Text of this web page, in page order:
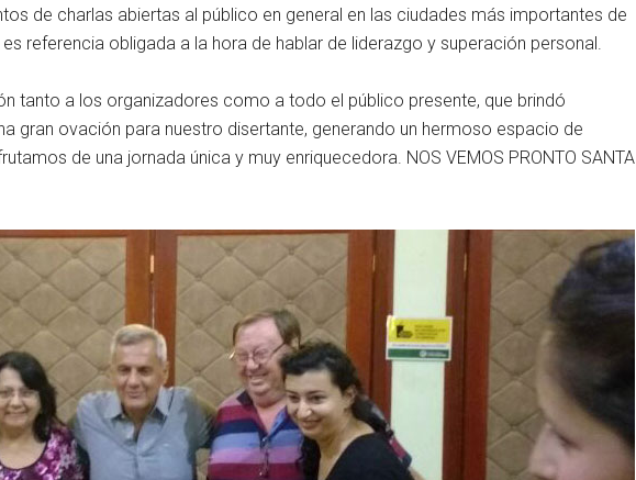
de charlas abiertas al público en general en las ciudades más importantes de
referencia obligada a la hora de hablar de liderazgo y superación personal.
tanto a los organizadores como a todo el público presente, que brindó
gran ovación para nuestro disertante, generando un hermoso espacio de
de una jornada única y muy enriquecedora. NOS VEMOS PRONTO SANTA